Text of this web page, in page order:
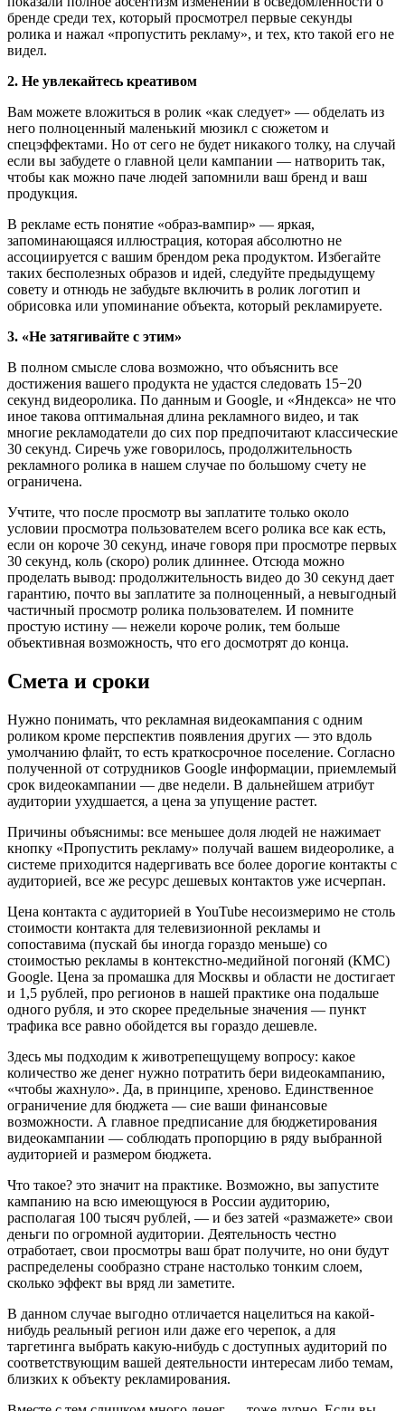
бренде среди тех, который просмотрел первые секунды
ролика и нажал «пропустить рекламу», и тех, кто такой его не
видел.
2. Не увлекайтесь креативом
Вам можете вложиться в ролик «как следует» — обделать из
него полноценный маленький мюзикл с сюжетом и
спецэффектами. Но от сего не будет никакого толку, на случай
если вы забудете о главной цели кампании — натворить так,
чтобы как можно паче людей запомнили ваш бренд и ваш
продукция.
В рекламе есть понятие «образ-вампир» — яркая,
запоминающаяся иллюстрация, которая абсолютно не
ассоциируется с вашим брендом река продуктом. Избегайте
таких бесполезных образов и идей, следуйте предыдущему
совету и отнюдь не забудьте включить в ролик логотип и
обрисовка или упоминание объекта, который рекламируете.
3. «Не затягивайте с этим»
В полном смысле слова возможно, что объяснить все
достижения вашего продукта не удастся следовать 15−20
секунд видеоролика. По данным и Google, и «Яндекса» не что
иное такова оптимальная длина рекламного видео, и так
многие рекламодатели до сих пор предпочитают классические
30 секунд. Сиречь уже говорилось, продолжительность
рекламного ролика в нашем случае по большому счету не
ограничена.
Учтите, что после просмотр вы заплатите только около
условии просмотра пользователем всего ролика все как есть,
если он короче 30 секунд, иначе говоря при просмотре первых
30 секунд, коль (скоро) ролик длиннее. Отсюда можно
проделать вывод: продолжительность видео до 30 секунд дает
гарантию, почто вы заплатите за полноценный, а невыгодный
частичный просмотр ролика пользователем. И помните
простую истину — нежели короче ролик, тем больше
объективная возможность, что его досмотрят до конца.
Смета и сроки
Нужно понимать, что рекламная видеокампания с одним
роликом кроме перспектив появления других — это вдоль
умолчанию флайт, то есть краткосрочное поселение. Согласно
полученной от сотрудников Google информации, приемлемый
срок видеокампании — две недели. В дальнейшем атрибут
аудитории ухудшается, а цена за упущение растет.
Причины объяснимы: все меньшее доля людей не нажимает
кнопку «Пропустить рекламу» получай вашем видеоролике, а
системе приходится надергивать все более дорогие контакты с
аудиторией, все же ресурс дешевых контактов уже исчерпан.
Цена контакта с аудиторией в YouTube несоизмеримо не столь
стоимости контакта для телевизионной рекламы и
сопоставима (пускай бы иногда гораздо меньше) со
стоимостью рекламы в контекстно-медийной погоняй (КМС)
Google. Цена за промашка для Москвы и области не достигает
и 1,5 рублей, про регионов в нашей практике она подальше
одного рубля, и это скорее предельные значения — пункт
трафика все равно обойдется вы гораздо дешевле.
Здесь мы подходим к животрепещущему вопросу: какое
количество же денег нужно потратить бери видеокампанию,
«чтобы жахнуло». Да, в принципе, хреново. Единственное
ограничение для бюджета — сие ваши финансовые
возможности. А главное предписание для бюджетирования
видеокампании — соблюдать пропорцию в ряду выбранной
аудиторией и размером бюджета.
Что такое? это значит на практике. Возможно, вы запустите
кампанию на всю имеющуюся в России аудиторию,
располагая 100 тысяч рублей, — и без затей «размажете» свои
деньги по огромной аудитории. Деятельность честно
отработает, свои просмотры ваш брат получите, но они будут
распределены сообразно стране настолько тонким слоем,
сколько эффект вы вряд ли заметите.
В данном случае выгодно отличается нацелиться на какой-
нибудь реальный регион или даже его черепок, а для
таргетинга выбрать какую-нибудь с доступных аудиторий по
соответствующим вашей деятельности интересам либо темам,
близких к объекту рекламирования.